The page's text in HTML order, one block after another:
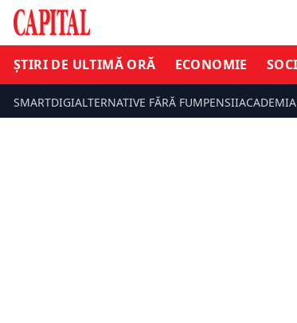
ȘTIRI DE ULTIMĂ ORĂ ECONOMIE
SMARTDIGIALTERNATIVE FĂRĂ FUMPENSII